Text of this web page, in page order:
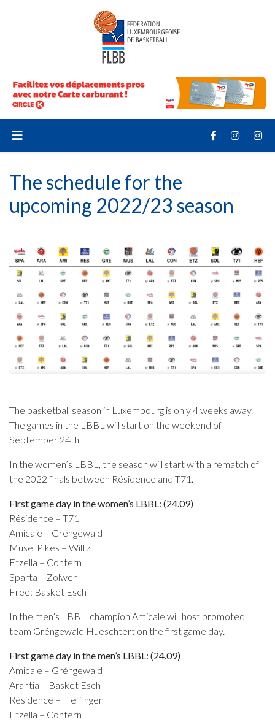
The schedule for the
upcoming 2022/23 season
The basketball season in Luxembourg is only 4 weeks away.
The games in the LBBL will start on the weekend of
September 24th.
In the women’s LBBL, the season will start with a rematch of
the 2022 finals between Résidence and T71.
First game day in the women’s LBBL: (24.09)
Résidence – T71
Amicale – Gréngewald
Musel Pikes – Wiltz
Etzella – Contern
Sparta – Zolwer
Free: Basket Esch
In the men’s LBBL, champion Amicale will host promoted
team Gréngewald Hueschtert on the first game day.
First game day in the men’s LBBL: (24.09)
Amicale – Gréngewald
Arantia – Basket Esch
Résidence – Heffingen
Etzella – Contern